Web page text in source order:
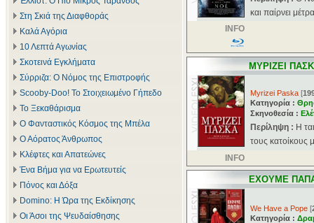
Στη Σκιά της Διαφθοράς
Καλά Αγόρια
10 Λεπτά Αγωνίας
Σκοτεινά Εγκλήματα
Σύρριζα: Ο Νόμος της Επιστροφής
Scooby-Doo! Το Στοιχειωμένο Γήπεδο
Το Ξεκαθάρισμα
Ο Φανταστικός Κόσμος της Μπέλα
Ο Αόρατος Άνθρωπος
Κλέφτες και Απατεώνες
Ένα Βήμα για να Ερωτευτείς
Πόνος και Δόξα
Domino: Η Ώρα της Εκδίκησης
Οι Άσοι της Ψευδαίσθησης
και παίρνει
INFO
ΜΥΡΙΖΕΙ
Myrizei Paska [
Κατηγορία :
Σκηνοθεσία :
Περίληψη : Η
τους κατοίκους
INFO
ΕΧΟΥΜΕ
We Have a Pope [
Κατηγορία :